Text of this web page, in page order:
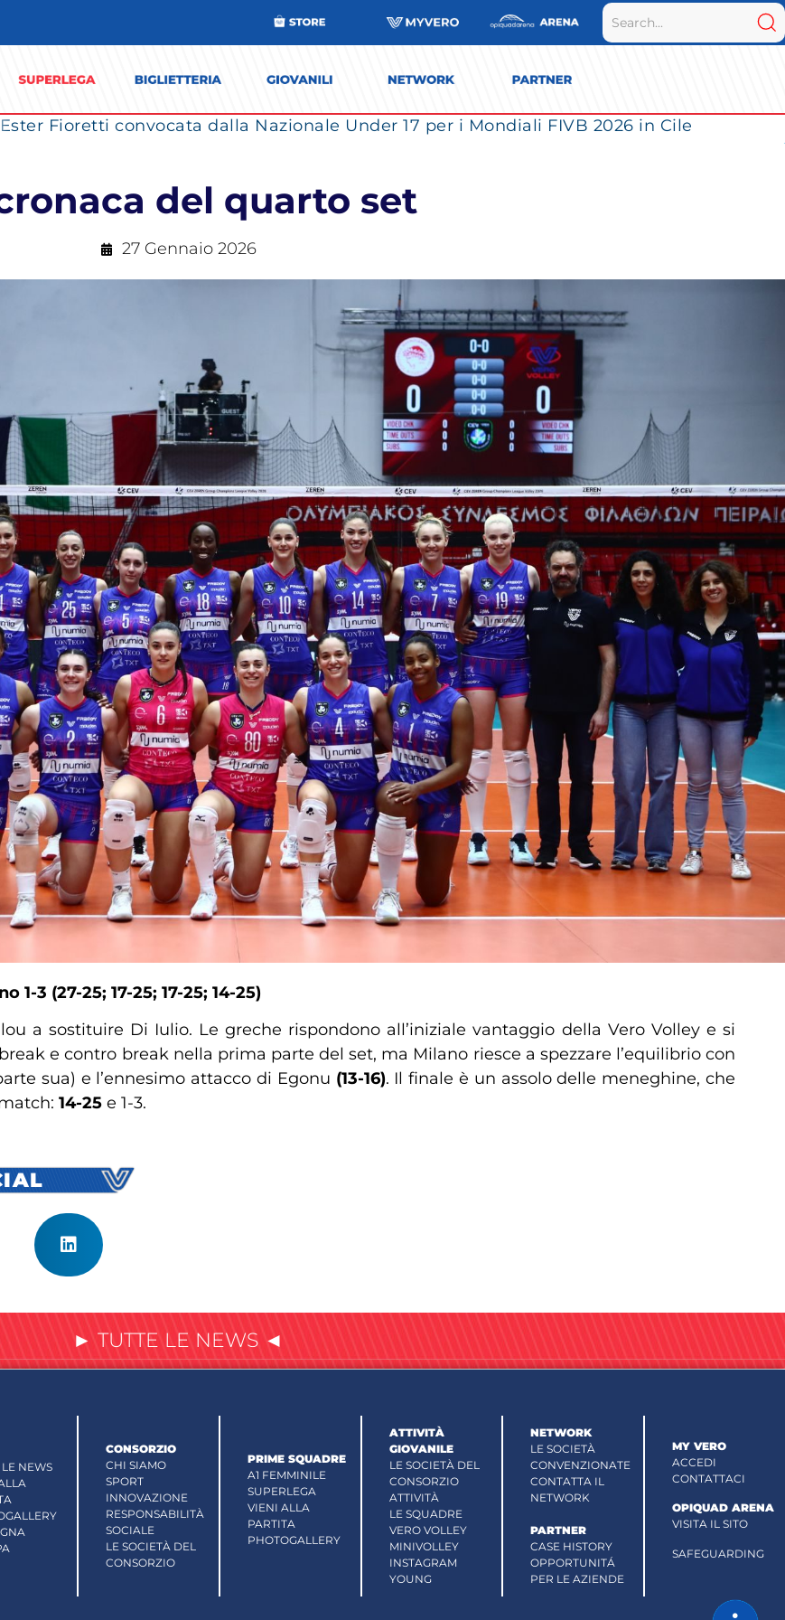
Ester Fioretti convocata dalla Nazionale Under 17 per i Mondiali FIVB 2026 in Cile
del quarto set
27 Gennaio 2026
3 (27-25; 17-25; 17-25; 14-25)
a sostituire Di Iulio. Le greche rispondono all’iniziale vantaggio della Vero Volley e si
e contro break nella prima parte del set, ma Milano riesce a spezzare l’equilibrio con
sua) e l’ennesimo attacco di Egonu (13-16). Il finale è un assolo delle meneghine, che
14-25 e 1-3.
► TUTTE LE NEWS ◄
NEWS
CONSORZIO
CHI SIAMO
SPORT
INNOVAZIONE
RESPONSABILITÀ
SOCIALE
LE SOCIETÀ DEL
CONSORZIO
PRIME SQUADRE
A1 FEMMINILE
SUPERLEGA
VIENI ALLA
PARTITA
PHOTOGALLERY
ATTIVITÀ
GIOVANILE
LE SOCIETÀ DEL
CONSORZIO
ATTIVITÀ
LE SQUADRE
VERO VOLLEY
MINIVOLLEY
INSTAGRAM
YOUNG
NETWORK
LE SOCIETÀ
CONVENZIONATE
CONTATTA IL
NETWORK
PARTNER
CASE HISTORY
OPPORTUNITÁ
PER LE AZIENDE
MY VERO
ACCEDI
CONTATTACI
OPIQUAD ARENA
VISITA IL SITO
SAFEGUARDING